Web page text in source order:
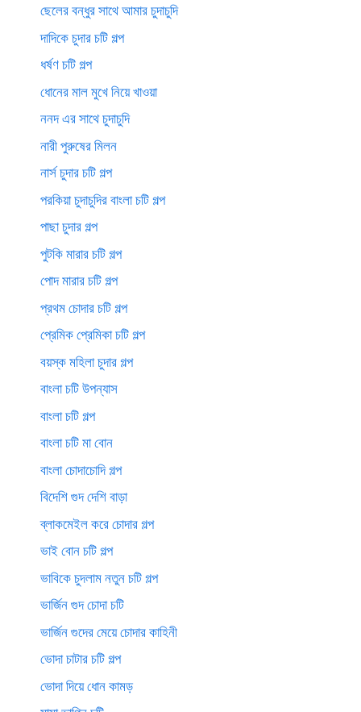
ছেলের বন্ধুর সাথে আমার চুদাচুদি
দাদিকে চুদার চটি গল্প
ধর্ষণ চটি গল্প
ধোনের মাল মুখে নিয়ে খাওয়া
ননদ এর সাথে চুদাচুদি
নারী পুরুষের মিলন
নার্স চুদার চটি গল্প
পরকিয়া চুদাচুদির বাংলা চটি গল্প
পাছা চুদার গল্প
পুটকি মারার চটি গল্প
পোদ মারার চটি গল্প
প্রথম চোদার চটি গল্প
প্রেমিক প্রেমিকা চটি গল্প
বয়স্ক মহিলা চুদার গল্প
বাংলা চটি উপন্যাস
বাংলা চটি গল্প
বাংলা চটি মা বোন
বাংলা চোদাচোদি গল্প
বিদেশি গুদ দেশি বাড়া
ব্লাকমেইল করে চোদার গল্প
ভাই বোন চটি গল্প
ভাবিকে চুদলাম নতুন চটি গল্প
ভার্জিন গুদ চোদা চটি
ভার্জিন গুদের মেয়ে চোদার কাহিনী
ভোদা চাটার চটি গল্প
ভোদা দিয়ে ধোন কামড়